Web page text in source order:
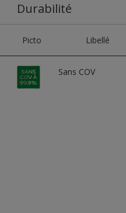
Durabilité
Picto Libellé
Sans COV